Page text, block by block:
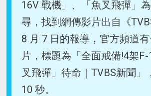
16V 戰機」、「魚叉飛彈」
尋，找到網傳影片出自《
8 月 7 日的報導，官方頻道
片，標題為「全面戒備!4架
叉飛彈」待命｜TVBS新聞」
10 秒。